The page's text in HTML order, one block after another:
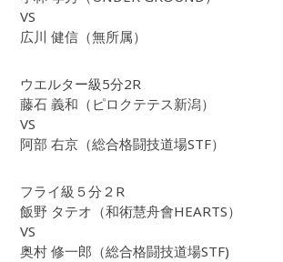
VS
広川 健信（無所属）
ウエルター級5分2R
藤石 義和（ピロクテテス新潟）
VS
阿部 右京（総合格闘技道場STF）
フライ級５分２R
飯野 タテオ（和術慧舟會HEARTS）
VS
奥村 修一郎（総合格闘技道場STF)